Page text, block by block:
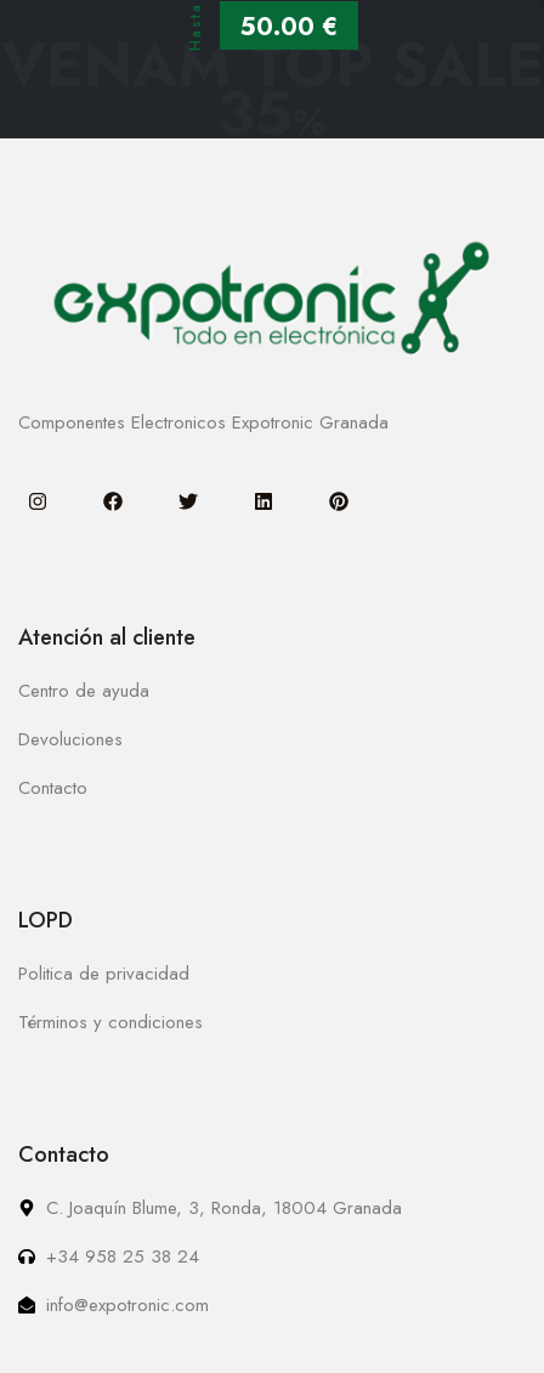
Hasta 50.00 €
VENAM TOP SALE
35
Componentes Electronicos Expotronic Granada
Atención al cliente
Centro de ayuda
Devoluciones
Contacto
LOPD
Politica de privacidad
Términos y condiciones
Contacto
C. Joaquín Blume, 3, Ronda, 18004 Granada
+34 958 25 38 24
info@expotronic.com